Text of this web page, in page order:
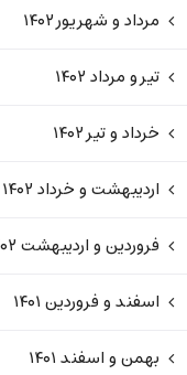
مرداد و شهریور ۱۴۰۲
تیر و مرداد ۱۴۰۲
خرداد و تیر ۱۴۰۲
اردیبهشت و خرداد ۱۴۰۲
فروردین و اردیبهشت ۱۴۰۲
اسفند و فروردین ۱۴۰۱
بهمن و اسفند ۱۴۰۱